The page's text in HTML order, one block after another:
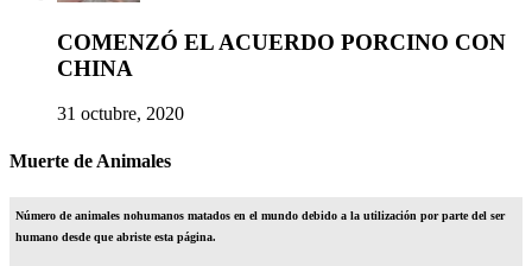
COMENZÓ EL ACUERDO PORCINO CON
CHINA
31 octubre, 2020
Muerte de Animales
Número de animales nohumanos matados en el mundo debido a la utilización por parte del ser
humano desde que abriste esta página.